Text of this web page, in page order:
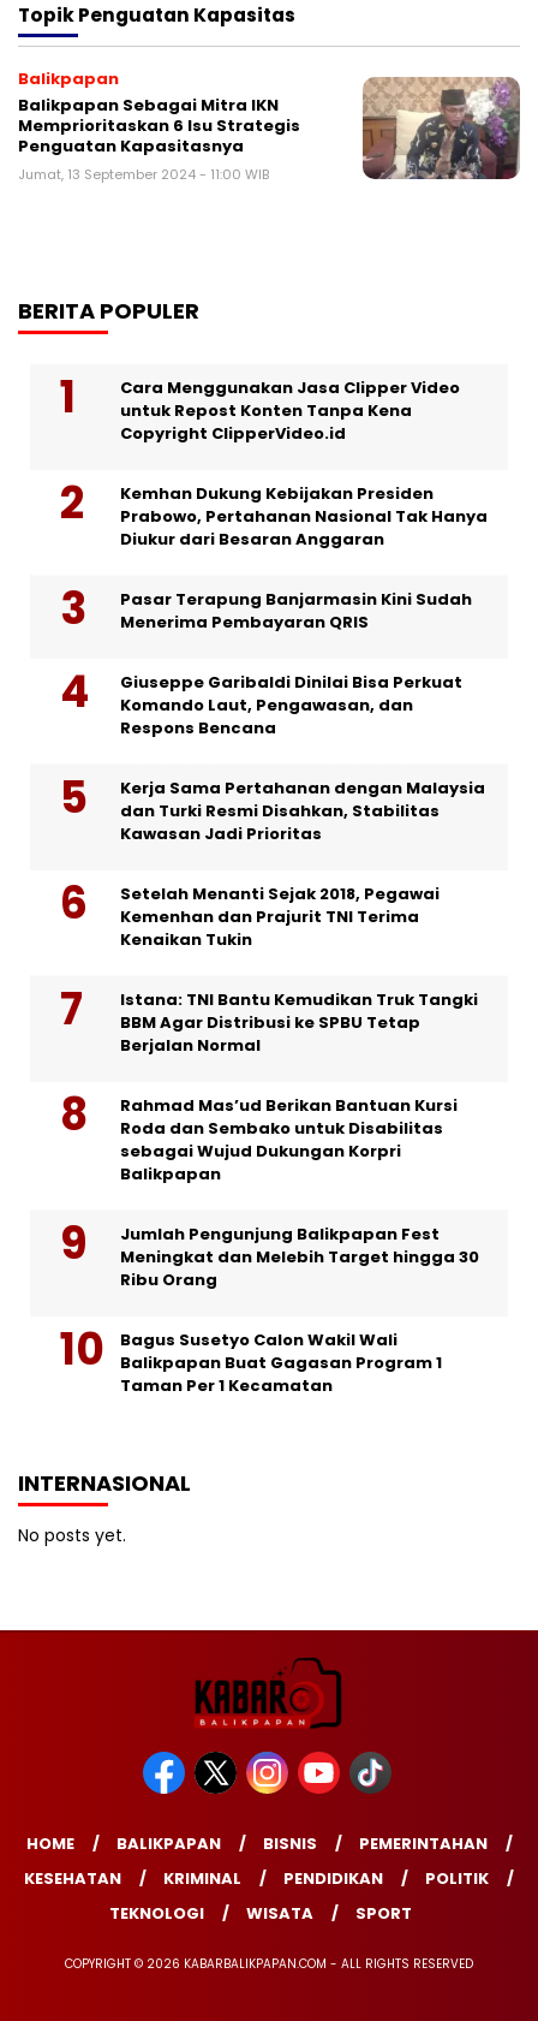
TopikPenguatan Kapasitas
Balikpapan
Balikpapan Sebagai Mitra IKN
Memprioritaskan 6 Isu Strategis
Penguatan Kapasitasnya
Jumat, 13 September 2024 - 11:00 WIB
BERITA POPULER
Cara Menggunakan Jasa Clipper Video
untuk Repost Konten Tanpa Kena
Copyright ClipperVideo.id
Kemhan Dukung Kebijakan Presiden
Prabowo, Pertahanan Nasional Tak Hanya
Diukur dari Besaran Anggaran
Pasar Terapung Banjarmasin Kini Sudah
Menerima Pembayaran QRIS
Giuseppe Garibaldi Dinilai Bisa Perkuat
Komando Laut, Pengawasan, dan
Respons Bencana
Kerja Sama Pertahanan dengan Malaysia
dan Turki Resmi Disahkan, Stabilitas
Kawasan Jadi Prioritas
Setelah Menanti Sejak 2018, Pegawai
Kemenhan dan Prajurit TNI Terima
Kenaikan Tukin
Istana: TNI Bantu Kemudikan Truk Tangki
BBM Agar Distribusi ke SPBU Tetap
Berjalan Normal
Rahmad Mas’ud Berikan Bantuan Kursi
Roda dan Sembako untuk Disabilitas
sebagai Wujud Dukungan Korpri
Balikpapan
Jumlah Pengunjung Balikpapan Fest
Meningkat dan Melebih Target hingga 30
Ribu Orang
Bagus Susetyo Calon Wakil Wali
Balikpapan Buat Gagasan Program 1
Taman Per 1 Kecamatan
INTERNASIONAL
No posts yet.
HOME BALIKPAPAN BISNIS
PEMERINTAHAN
KESEHATAN
KRIMINAL PENDIDIKAN
POLITIK
TEKNOLOGI
WISATA SPORT
COPYRIGHT © 2026 KABARBALIKPAPAN.COM - ALL RIGHTS RESERVED